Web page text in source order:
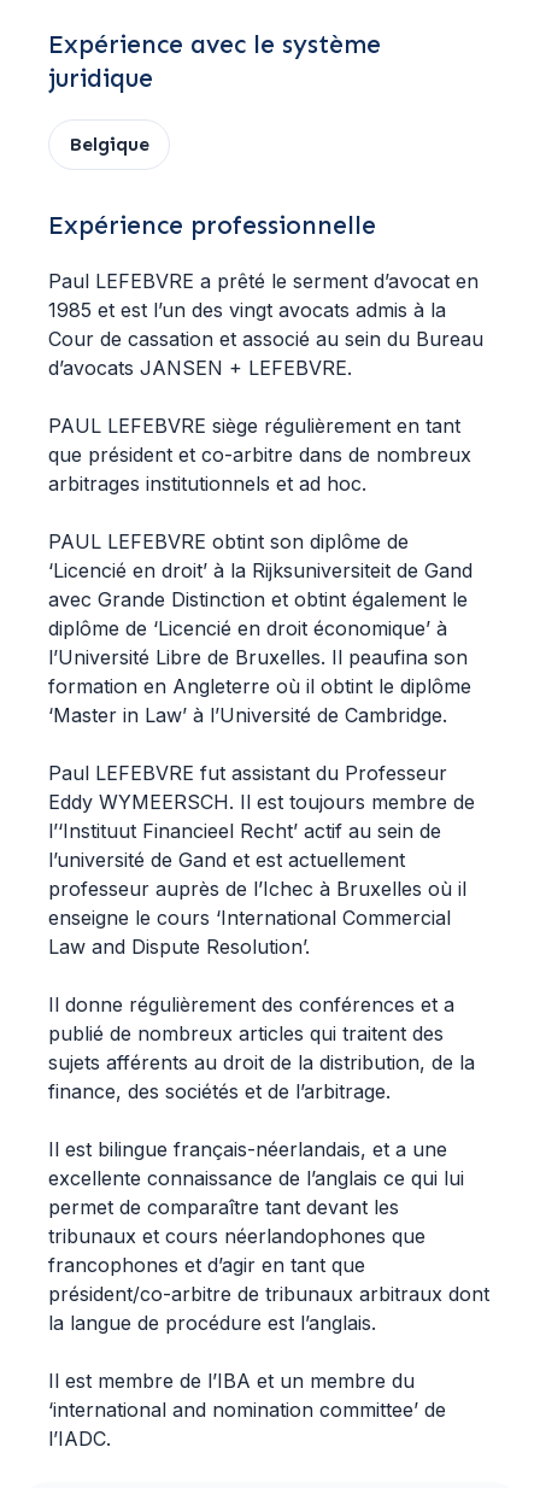
Expérience avec le système
juridique
Belgique
Expérience professionnelle
Paul LEFEBVRE a prêté le serment d’avocat en
1985 et est l’un des vingt avocats admis à la
Cour de cassation et associé au sein du Bureau
d’avocats JANSEN + LEFEBVRE.
PAUL LEFEBVRE siège régulièrement en tant
que président et co-arbitre dans de nombreux
arbitrages institutionnels et ad hoc.
PAUL LEFEBVRE obtint son diplôme de
‘Licencié en droit’ à la Rijksuniversiteit de Gand
avec Grande Distinction et obtint également le
diplôme de ‘Licencié en droit économique’ à
l’Université Libre de Bruxelles. Il peaufina son
formation en Angleterre où il obtint le diplôme
‘Master in Law’ à l’Université de Cambridge.
Paul LEFEBVRE fut assistant du Professeur
Eddy WYMEERSCH. Il est toujours membre de
l’‘Instituut Financieel Recht’ actif au sein de
l’université de Gand et est actuellement
professeur auprès de l’Ichec à Bruxelles où il
enseigne le cours ‘International Commercial
Law and Dispute Resolution’.
Il donne régulièrement des conférences et a
publié de nombreux articles qui traitent des
sujets afférents au droit de la distribution, de la
finance, des sociétés et de l’arbitrage.
Il est bilingue français-néerlandais, et a une
excellente connaissance de l’anglais ce qui lui
permet de comparaître tant devant les
tribunaux et cours néerlandophones que
francophones et d’agir en tant que
président/co-arbitre de tribunaux arbitraux dont
la langue de procédure est l’anglais.
Il est membre de l’IBA et un membre du
‘international and nomination committee’ de
l’IADC.